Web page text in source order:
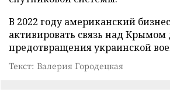
В 2022 году американский
активировать связь над Крымом
предотвращения украинской
Текст: Валерия Городецкая